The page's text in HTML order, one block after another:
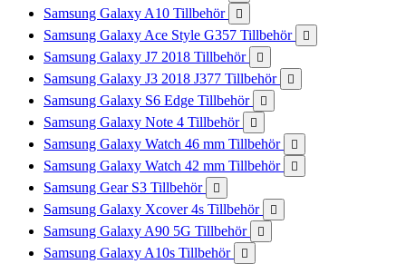
Samsung Galaxy A10 Tillbehör 
Samsung Galaxy Ace Style G357 Tillbehör 
Samsung Galaxy J7 2018 Tillbehör 
Samsung Galaxy J3 2018 J377 Tillbehör 
Samsung Galaxy S6 Edge Tillbehör 
Samsung Galaxy Note 4 Tillbehör 
Samsung Galaxy Watch 46 mm Tillbehör 
Samsung Galaxy Watch 42 mm Tillbehör 
Samsung Gear S3 Tillbehör 
Samsung Galaxy Xcover 4s Tillbehör 
Samsung Galaxy A90 5G Tillbehör 
Samsung Galaxy A10s Tillbehör 